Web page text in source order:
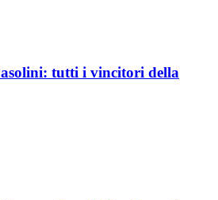
tutti i vincitori della